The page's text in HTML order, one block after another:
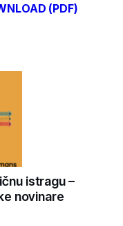
(PDF)
istragu –
novinare